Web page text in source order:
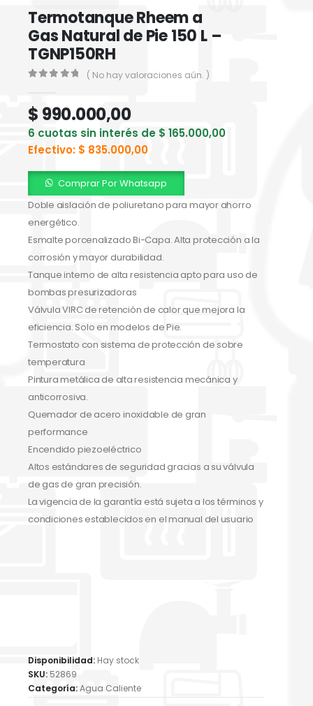
Termotanque Rheem a
Gas Natural de Pie 150 L –
TGNP150RH
( No hay valoraciones aún. )
$ 990.000,00
6 cuotas sin interés de $ 165.000,00
Efectivo: $ 835.000,00
Comprar Por Whatsapp
Doble aislación de poliuretano para mayor ahorro
energético.
Esmalte porcenalizado Bi-Capa. Alta protección a la
corrosión y mayor durabilidad.
Tanque interno de alta resistencia apto para uso de
bombas presurizadoras
Válvula VIRC de retención de calor que mejora la
eficiencia. Solo en modelos de Pie.
Termostato con sistema de protección de sobre
temperatura
Pintura metálica de alta resistencia mecánica y
anticorrosiva.
Quemador de acero inoxidable de gran
performance
Encendido piezoeléctrico
Altos estándares de seguridad gracias a su válvula
de gas de gran precisión.
La vigencia de la garantía está sujeta a los términos y
condiciones establecidos en el manual del usuario
Disponibilidad: Hay stock
SKU: 52869
Categoría:Agua Caliente